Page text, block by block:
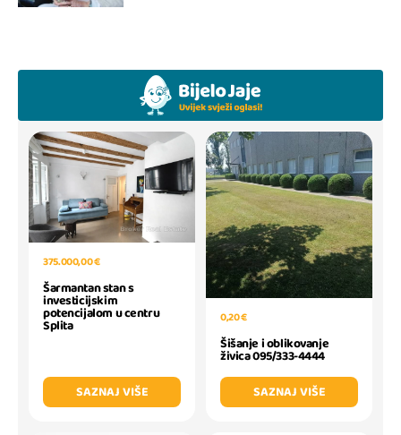
375.000,00 €
Šarmantan stan s
investicijskim
potencijalom u centru
Splita
SAZNAJ VIŠE
0,20 €
Šišanje i oblikovanje
živica 095/333-4444
SAZNAJ VIŠE